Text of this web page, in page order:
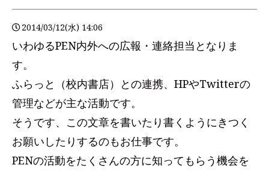
2014/03/12(水) 14:06
いわゆるPEN内外への広報・連絡担当となりま
す。
ふらっと（校内書店）との連携、HPやTwitterの
管理などが主な活動です。
そうです、この文章を書いたり書くようにきつく
お願いしたりするのもお仕事です。
PENの活動をたくさんの方に知ってもらう機会を